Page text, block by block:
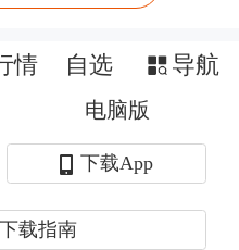
情 自选 导航
电脑版
下载App
载指南